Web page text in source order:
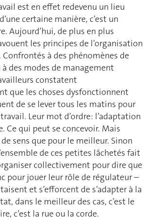
est en effet redevenu un lieu
certaine manière, c’est un
Aujourd’hui, de plus en plus
les principes de l’organisation
à des phénomènes de
des modes de management
constatent
que les choses dysfonctionnent
de se lever tous les matins pour
Leur mot d’ordre: l’adaptation
Ce qui peut se concevoir. Mais
de sens que pour le meilleur. Sinon
de ces petites lâchetés fait
collectivement pour dire que
pour jouer leur rôle de régulateur –
et s’efforcent de s’adapter à la
dans le meilleur des cas, c’est le
c’est la rue ou la corde.